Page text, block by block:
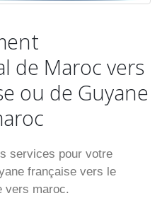
de Maroc vers
ou de Guyane
services pour votre
française vers le
vers maroc.